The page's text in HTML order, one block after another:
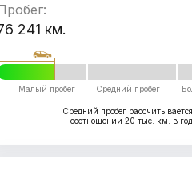
241 км.
Малый пробег Средний пробег
Средний пробег
соотношении 20 тыс. км. в год